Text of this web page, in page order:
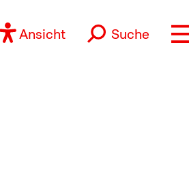
Ansicht Suche